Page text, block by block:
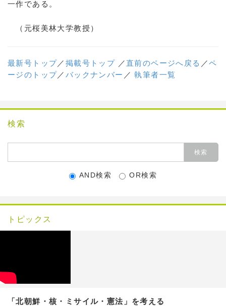
一作である。
（元桜美林大学教授）
最新号トップ／ 掲載号トップ ／直前のページへ戻る ／ペ
ージのトップ／ バックナンバー ／執筆者一覧
検索
AND検索 OR検索
トピックス
「北朝鮮・核・ミサイル・憲法」を考える